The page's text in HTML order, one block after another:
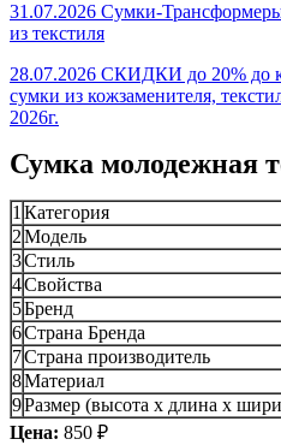
31.07.2026 Сумки-
из текстиля
28.07.2026 СКИДКИ до 20% до
сумки из кожзаменителя,
2026г.
Сумка молодежная
1 Категория
2Модель
3Стиль
4Свойства
5Бренд
6Страна Бренда
7Страна производитель
8Материал
9Размер (высота х длина х
Цена: 850 ₽